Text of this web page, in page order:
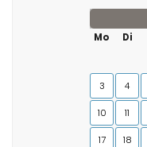
Mo
Di
3 4
10 11
17 18